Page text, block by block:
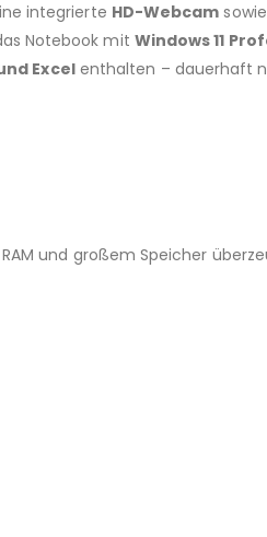
integrierte HD-Webcam sowie
Notebook mit Windows 11
Excelenthalten – dauerhaft
und großem Speicher